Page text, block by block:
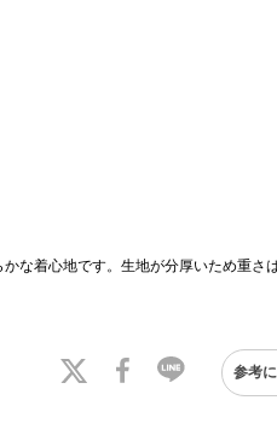
な着心地です。生地が分厚いため重さ
参考